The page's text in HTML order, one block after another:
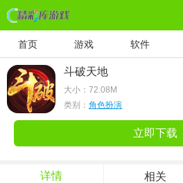
首页 游戏 软件
斗破天地
大小： 72.08M
类别： 角色扮演
立即下载
详情 相关